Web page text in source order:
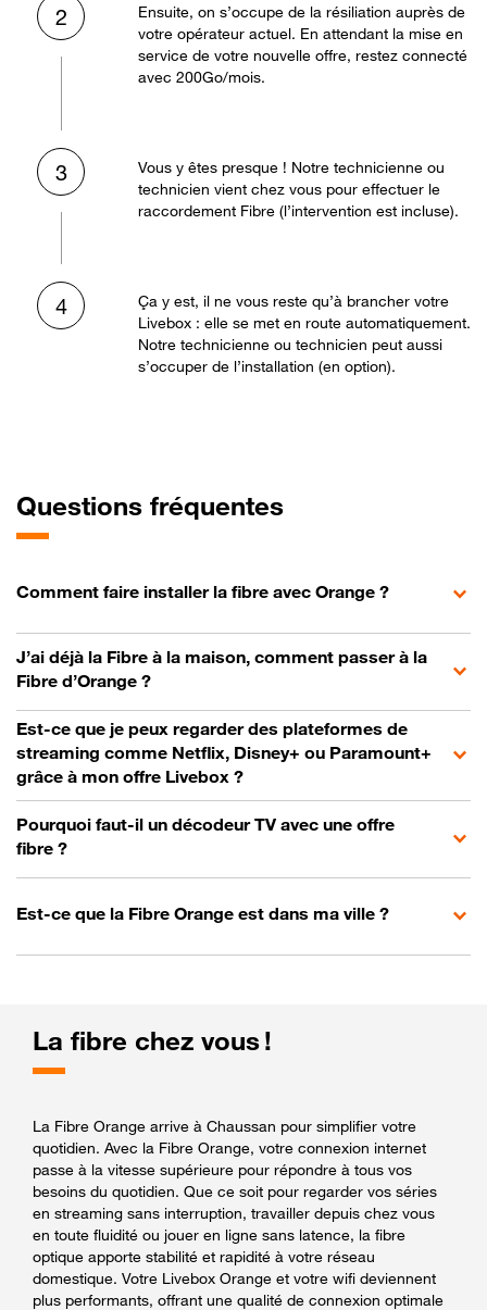
2
Ensuite, on s’occupe de la résiliation auprès de
votre opérateur actuel. En attendant la mise en
service de votre nouvelle offre, restez connecté
avec 200Go/mois.
3
Vous y êtes presque ! Notre technicienne ou
technicien vient chez vous pour effectuer le
raccordement Fibre (l’intervention est incluse).
4
Ça y est, il ne vous reste qu’à brancher votre
Livebox : elle se met en route automatiquement.
Notre technicienne ou technicien peut aussi
s’occuper de l’installation (en option).
Questions fréquentes
Comment faire installer la fibre avec Orange ?
J’ai déjà la Fibre à la maison, comment passer à la
Fibre d’Orange ?
Est-ce que je peux regarder des plateformes de
streaming comme Netflix, Disney+ ou Paramount+
grâce à mon offre Livebox ?
Pourquoi faut-il un décodeur TV avec une offre
fibre ?
Est-ce que la Fibre Orange est dans ma ville ?
La fibre chez vous !
La Fibre Orange arrive à Chaussan pour simplifier votre
quotidien. Avec la Fibre Orange, votre connexion internet
passe à la vitesse supérieure pour répondre à tous vos
besoins du quotidien. Que ce soit pour regarder vos séries
en streaming sans interruption, travailler depuis chez vous
en toute fluidité ou jouer en ligne sans latence, la fibre
optique apporte stabilité et rapidité à votre réseau
domestique. Votre Livebox Orange et votre wifi deviennent
plus performants, offrant une qualité de connexion optimale